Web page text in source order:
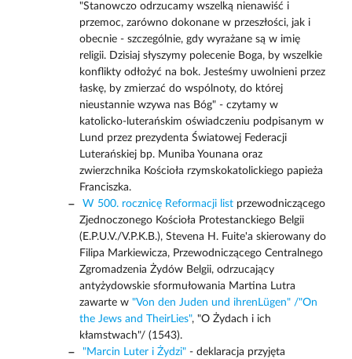
"Stanowczo odrzucamy wszelką nienawiść i
przemoc, zarówno dokonane w przeszłości, jak i
obecnie - szczególnie, gdy wyrażane są w imię
religii. Dzisiaj słyszymy polecenie Boga, by wszelkie
konflikty odłożyć na bok. Jesteśmy uwolnieni przez
łaskę, by zmierzać do wspólnoty, do której
nieustannie wzywa nas Bóg" - czytamy w
katolicko-luterańskim oświadczeniu podpisanym w
Lund przez prezydenta Światowej Federacji
Luterańskiej bp. Muniba Younana oraz
zwierzchnika Kościoła rzymskokatolickiego papieża
Franciszka.
W 500. rocznicę Reformacji listprzewodniczącego
Zjednoczonego Kościoła Protestanckiego Belgii
(E.P.U.V./V.P.K.B.), Stevena H. Fuite'a skierowany do
Filipa Markiewicza, Przewodniczącego Centralnego
Zgromadzenia Żydów Belgii, odrzucający
antyżydowskie sformułowania Martina Lutra
zawarte w "Von den Juden und ihrenLügen" /"On
the Jews and TheirLies", "O Żydach i ich
kłamstwach"/ (1543).
"Marcin Luter i Żydzi"- deklaracja przyjęta